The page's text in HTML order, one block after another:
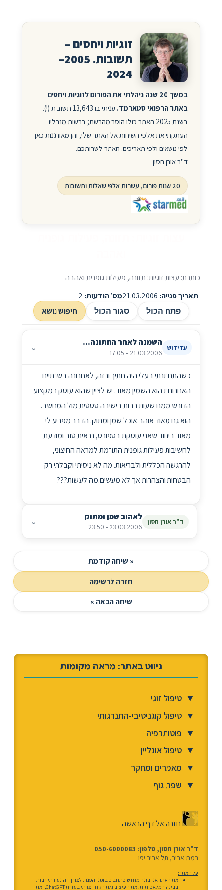
זוגיות ויחסים –
תשובות. 2005–
2024
במשך 20 שנה ניהלתי את הפורום לזוגיות ויחסים
באתר הרפואי סטארמד.
עניתי בו 13,643 תשובות (!).
בשנת 2025 האתר כולו הוסר מהרשת; ברשות מנהליו
העתקתי את אלפי השיחות אל האתר שלי, והן מאורגנות כאן
לפי נושאים ולפי תאריכים. האתר לשרותכם.
ד"ר אורן חסון
20 שנות פורום, עשרות אלפי שאלות ותשובות
כותרת: עצות זוגיות: תזונה, פעילות גופנית ואהבה
תאריך פנייה:
מס׳ הודעות:
פתח הכול סגור הכול חיפוש נושא
עדידוש השמנה לאחר החתונה...
21.03.2006 • 17:05
⌄
כשהתחתנתי בעלי היה חתיך ורזה, לאחרונה בשנתיים
האחרונות הוא השמין מאוד. יש לציין שהוא עוסק במקצוע
הדורש ממנו שעות רבות בישיבה סטטית מול המחשב.
הוא גם מאוד אוהב אוכל שמן ומתוק. הדבר מפריע לי
מאוד ביחוד שאני עוסקת בספורט, נראית טוב ומודעת
לחשיבות פעילות גופנית התורמת למראה החיצוני,
להרגשה הכללית ולבריאות. מה לא ניסיתי וקבלתי רק
הבטחות והצהרות אך לא מעשים.מה לעשות???
ד"ר אורן חסון לאהוב שמן ומתוק
23.03.2006 • 23:50
⌄
« שיחה קודמת
חזרה לרשימה
שיחה הבאה »
ניווט באתר: מראה מקומות
▼ טיפול זוגי
▼ טיפול קוגניטיבי-התנהגותי
▼ פוטותרפיה
▼ טיפול אונליין
▼ מאמרים ומחקר
▼ שפת גוף
חזרה אל דף הראשה
ד"ר אורן חסון, טלפון: 050-6000083
רמת אביב, תל אביב יפו
על האתר:
את האתר אני בונה מחדש כתחביב בזמני הפנוי. לצורך זה נעזרתי רבות
בבינה המלאכותית. את העיצוב ואת הקוד יצרתי בעזרת ChatGPT, ואת